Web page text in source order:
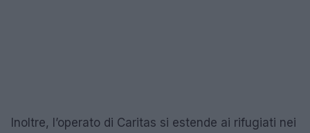
Inoltre, l’operato di Caritas si estende ai rifugiati nei